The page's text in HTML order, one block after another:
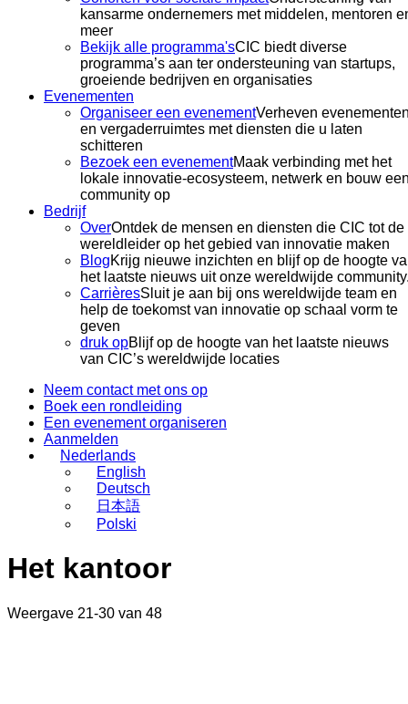
kansarme ondernemers met middelen, mentoren
meer
Bekijk alle programma'sCIC biedt diverse
programma’s aan ter ondersteuning van startups,
groeiende bedrijven en organisaties
Evenementen
Organiseer een evenementVerheven
en vergaderruimtes met diensten die u laten
schitteren
Bezoek een evenementMaak verbinding met het
lokale innovatie-ecosysteem, netwerk en bouw
community op
Bedrijf
OverOntdek de mensen en diensten die CIC tot de
wereldleider op het gebied van innovatie maken
BlogKrijg nieuwe inzichten en blijf op de hoogte
het laatste nieuws uit onze wereldwijde
CarrièresSluit je aan bij ons wereldwijde team en
help de toekomst van innovatie op schaal vorm te
geven
druk opBlijf op de hoogte van het laatste nieuws
van CIC’s wereldwijde locaties
Neem contact met ons op
Boek een rondleiding
Een evenement organiseren
Aanmelden
Nederlands
English
Deutsch
日本語
Polski
Het kantoor
Weergave 21-30 van 48